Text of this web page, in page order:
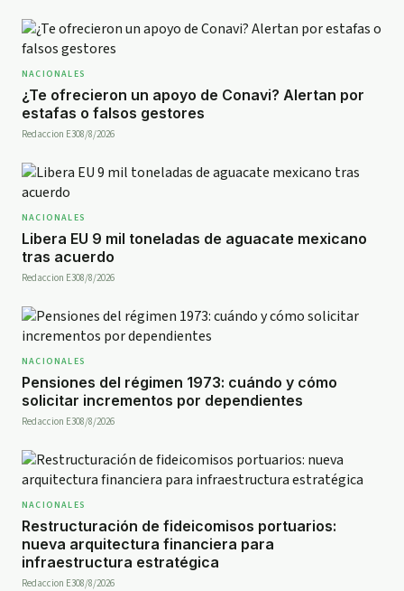
NACIONALES
¿Te ofrecieron un apoyo de Conavi? Alertan por
estafas o falsos gestores
Redaccion E308/8/2026
NACIONALES
Libera EU 9 mil toneladas de aguacate mexicano
tras acuerdo
Redaccion E308/8/2026
NACIONALES
Pensiones del régimen 1973: cuándo y cómo
solicitar incrementos por dependientes
Redaccion E308/8/2026
NACIONALES
Restructuración de fideicomisos portuarios:
nueva arquitectura financiera para
infraestructura estratégica
Redaccion E308/8/2026